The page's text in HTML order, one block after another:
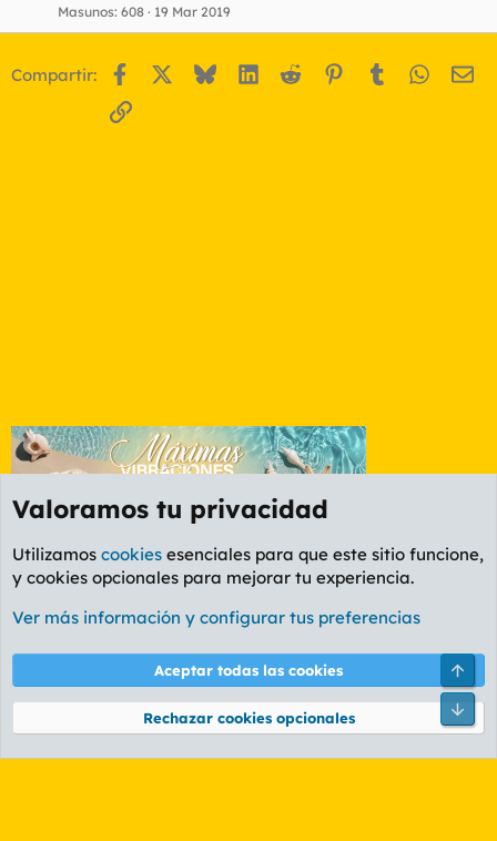
r
Masunos 608 19 Mar 2019
Compartir: Facebook BlueskyLinkedIn
Reddit Pinterest
Tumblr
Enlace
Foro General
Cookies
PL OLDSTYLE AMARILLO
Términos y reglas Política de privacidad Ayuda
Community platform by XenForo® © 2010-2026 XenForo Ltd.
Valoramos tu privacidad
Utilizamos cookies esenciales para que este sitio funcione,
y cookies opcionales para mejorar tu experiencia.
Ver más información y configurar tus preferencias
Aceptar todas las cookies
Rechazar cookies opcionales
Pie